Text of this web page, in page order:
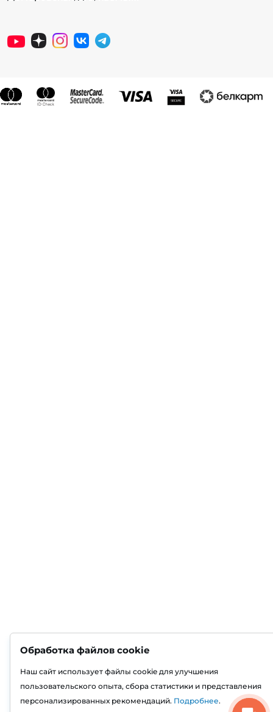
Обработка файлов cookie
Наш сайт использует файлы cookie для улучшения
пользовательского опыта, сбора статистики и представления
персонализированных рекомендаций. Подробнее.